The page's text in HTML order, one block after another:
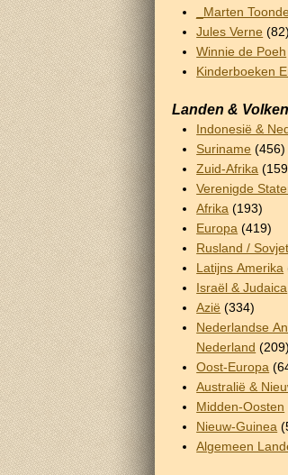
_Marten
Jules Verne (82)
Winnie de Poeh
Kinderboeken
Landen & Volken
Indonesië &
Suriname (456)
Zuid-Afrika
Verenigde
Afrika (193)
Europa (419)
Rusland /
Latijns Amerika
Israël & Judaica
Azië (334)
Nederlandse
Nederland (209)
Oost-Europa
Australië &
Midden-Oosten
Nieuw-Guinea
Algemeen